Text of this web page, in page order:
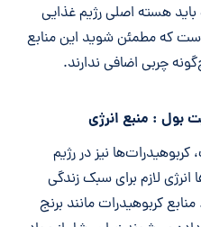
هسته اصلی رژیم غذایی
که مطمئن شوید این منابع
چربی اضافی ندارند.
بول : منبع انرژی
نیز در رژیم
لازم برای سبک زندگی
کربوهیدرات مانند برنج